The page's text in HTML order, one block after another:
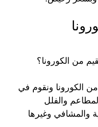
من الكورونا؟
الكورونا ونقوم في
والفلل
والمشافي وغيرها